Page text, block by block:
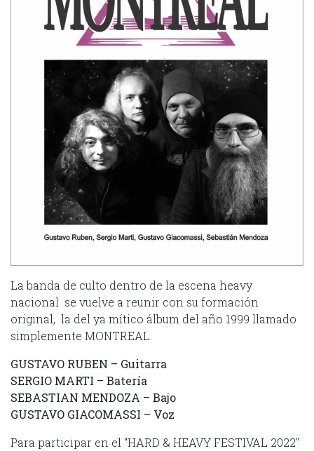
La banda de culto dentro de la escena heavy
nacional se vuelve a reunir con su formación
original, la del ya mítico álbum del año 1999 llamado
simplemente MONTREAL.
GUSTAVO RUBEN – Guitarra
SERGIO MARTI – Batería
SEBASTIAN MENDOZA – Bajo
GUSTAVO GIACOMASSI – Voz
Para participar en el “HARD & HEAVY FESTIVAL 2022″